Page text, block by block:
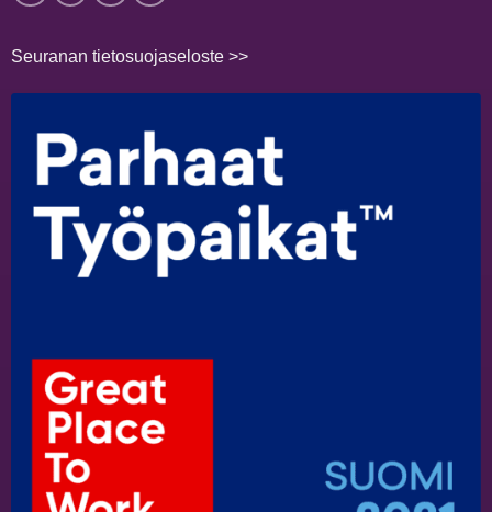
Seuranan tietosuojaseloste >>